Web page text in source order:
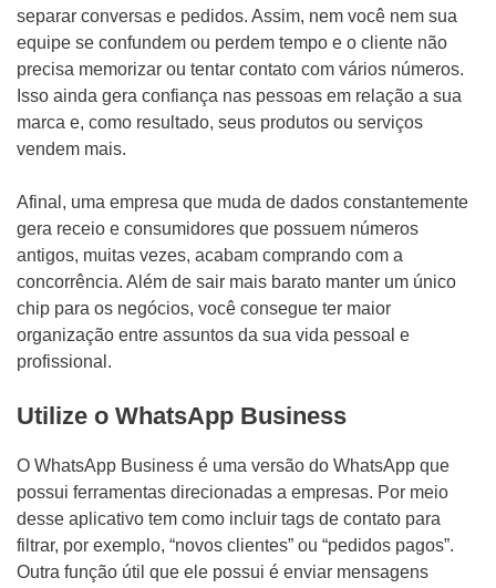
separar conversas e pedidos. Assim, nem você nem sua
equipe se confundem ou perdem tempo e o cliente não
precisa memorizar ou tentar contato com vários números.
Isso ainda gera confiança nas pessoas em relação a sua
marca e, como resultado, seus produtos ou serviços
vendem mais.
Afinal, uma empresa que muda de dados constantemente
gera receio e consumidores que possuem números
antigos, muitas vezes, acabam comprando com a
concorrência. Além de sair mais barato manter um único
chip para os negócios, você consegue ter maior
organização entre assuntos da sua vida pessoal e
profissional.
Utilize o WhatsApp Business
O WhatsApp Business é uma versão do WhatsApp que
possui ferramentas direcionadas a empresas. Por meio
desse aplicativo tem como incluir tags de contato para
filtrar, por exemplo, “novos clientes” ou “pedidos pagos”.
Outra função útil que ele possui é enviar mensagens